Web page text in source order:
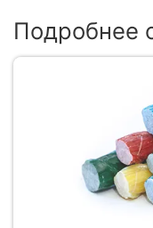
Подробнее